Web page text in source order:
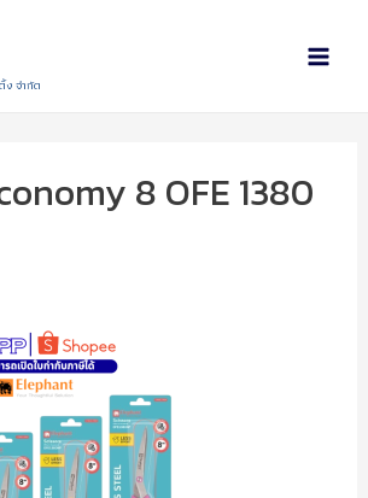
ง จำกัด
8 OFE 1380